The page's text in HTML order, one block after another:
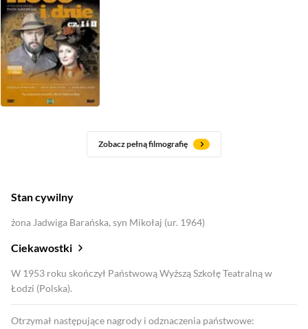
Zobacz pełną filmografię
Stan cywilny
żona Jadwiga Barańska, syn Mikołaj (ur. 1964)
Ciekawostki
W 1953 roku skończył Państwową Wyższą Szkołę Teatralną w
Łodzi (Polska).
Otrzymał następujące nagrody i odznaczenia państwowe: